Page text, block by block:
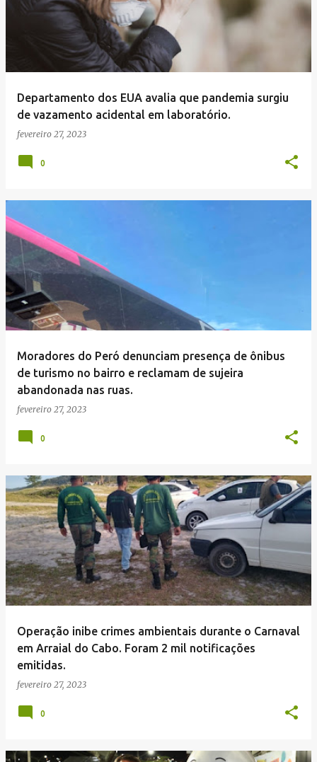
Departamento dos EUA avalia que pandemia surgiu
de vazamento acidental em laboratório.
fevereiro 27, 2023
0
Moradores do Peró denunciam presença de ônibus
de turismo no bairro e reclamam de sujeira
abandonada nas ruas.
fevereiro 27, 2023
0
Operação inibe crimes ambientais durante o Carnaval
em Arraial do Cabo. Foram 2 mil notificações
emitidas.
fevereiro 27, 2023
0